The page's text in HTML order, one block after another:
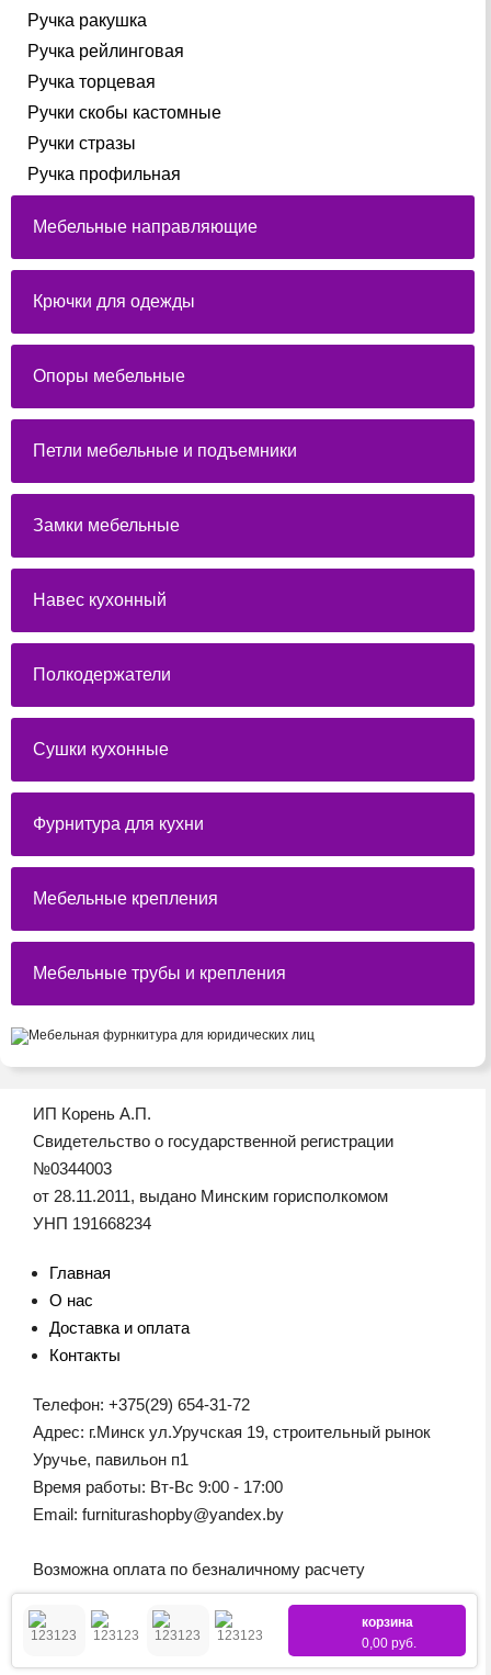
Ручка ракушка
Ручка рейлинговая
Ручка торцевая
Ручки скобы кастомные
Ручки стразы
Ручка профильная
Мебельные направляющие
Крючки для одежды
Опоры мебельные
Петли мебельные и подъемники
Замки мебельные
Навес кухонный
Полкодержатели
Сушки кухонные
Фурнитура для кухни
Мебельные крепления
Мебельные трубы и крепления
ИП Корень А.П.
Свидетельство о государственной регистрации
№0344003
от 28.11.2011, выдано Минским горисполкомом
УНП 191668234
Главная
О нас
Доставка и оплата
Контакты
Телефон: +375(29) 654-31-72
Адрес: г.Минск ул.Уручская 19, строительный рынок
Уручье, павильон п1
Время работы: Вт-Вс 9:00 - 17:00
Email: furniturashopby@yandex.by
Возможна оплата по безналичному расчету
© 2026 Boyard
корзина
0,00 руб.